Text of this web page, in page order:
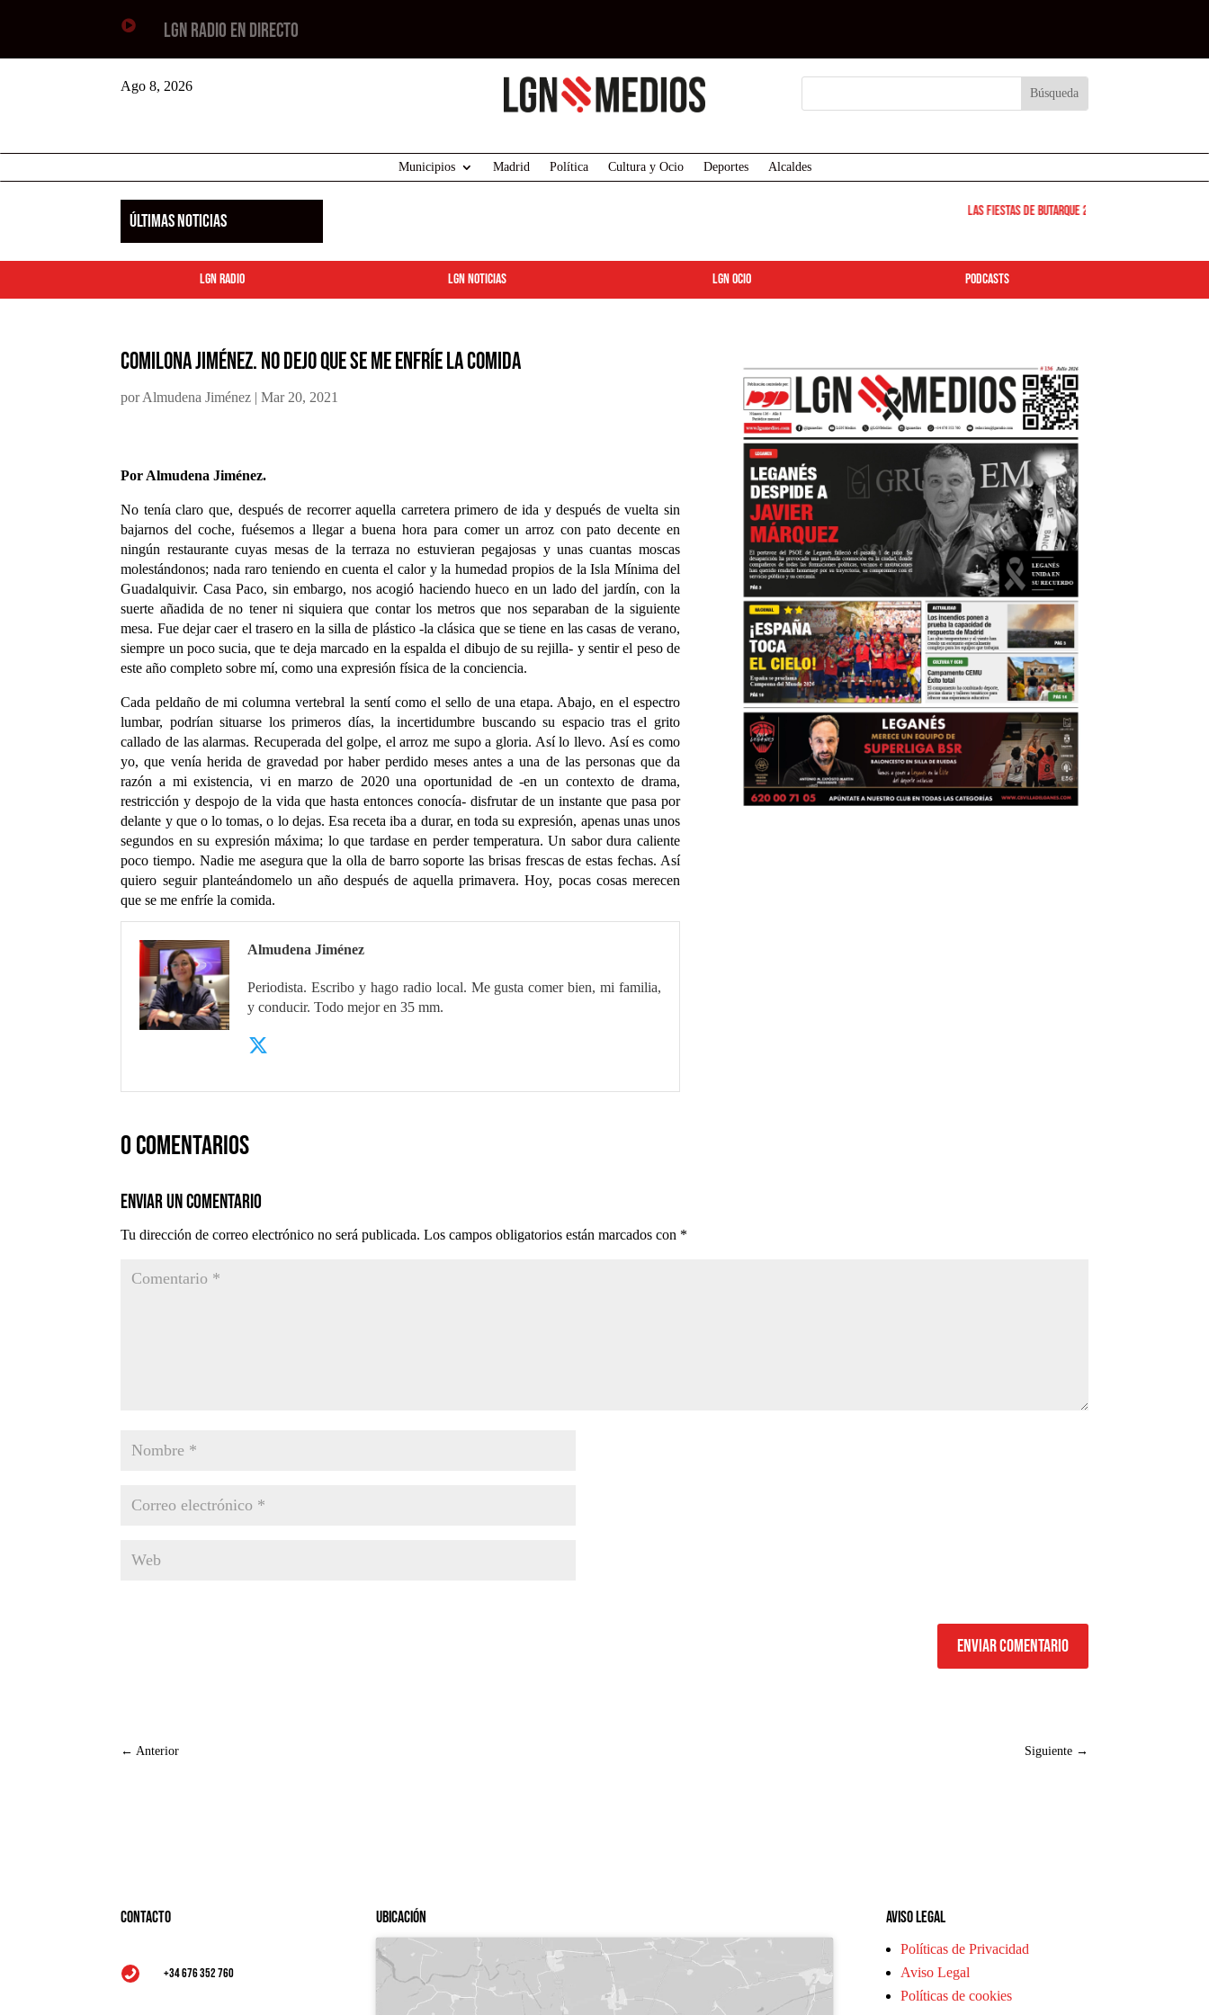
 LGN RADIO EN DIRECTO
Ago 8, 2026
Municipios Madrid Política Cultura y Ocio Deportes Alcaldes
ÚLTIMAS NOTICIAS Las Fiestas de Butarque 2026 arrancan este viernes:
LGN Radio LGN Noticias LGN ocio podcasts
Comilona Jiménez. No dejo que se me enfríe la comida
porAlmudena Jiménez |Mar 20, 2021
Por Almudena Jiménez.
No tenía claro que, después de recorrer aquella carretera primero de ida y después de vuelta sin
bajarnos del coche, fuésemos a llegar a buena hora para comer un arroz con pato decente en
ningún restaurante cuyas mesas de la terraza no estuvieran pegajosas y unas cuantas moscas
molestándonos; nada raro teniendo en cuenta el calor y la humedad propios de la Isla Mínima del
Guadalquivir. Casa Paco, sin embargo, nos acogió haciendo hueco en un lado del jardín, con la
suerte añadida de no tener ni siquiera que contar los metros que nos separaban de la siguiente
mesa. Fue dejar caer el trasero en la silla de plástico -la clásica que se tiene en las casas de verano,
siempre un poco sucia, que te deja marcado en la espalda el dibujo de su rejilla- y sentir el peso de
este año completo sobre mí, como una expresión física de la conciencia.
Cada peldaño de mi columna vertebral la sentí como el sello de una etapa. Abajo, en el espectro
lumbar, podrían situarse los primeros días, la incertidumbre buscando su espacio tras el grito
callado de las alarmas. Recuperada del golpe, el arroz me supo a gloria. Así lo llevo. Así es como
yo, que venía herida de gravedad por haber perdido meses antes a una de las personas que da
razón a mi existencia, vi en marzo de 2020 una oportunidad de -en un contexto de drama,
restricción y despojo de la vida que hasta entonces conocía- disfrutar de un instante que pasa por
delante y que o lo tomas, o lo dejas. Esa receta iba a durar, en toda su expresión, apenas unas unos
segundos en su expresión máxima; lo que tardase en perder temperatura. Un sabor dura caliente
poco tiempo. Nadie me asegura que la olla de barro soporte las brisas frescas de estas fechas. Así
quiero seguir planteándomelo un año después de aquella primavera. Hoy, pocas cosas merecen
que se me enfríe la comida.
Almudena Jiménez
Periodista. Escribo y hago radio local. Me gusta comer bien, mi familia,
y conducir. Todo mejor en 35 mm.
0 comentarios
Enviar un comentario
Tu dirección de correo electrónico no será publicada. Los campos obligatorios están marcados con *
Enviar comentario
← Anterior Siguiente→
Contacto
 +34 676 352 760
Ubicación Aviso legal
Políticas de Privacidad
Aviso Legal
Políticas de cookies